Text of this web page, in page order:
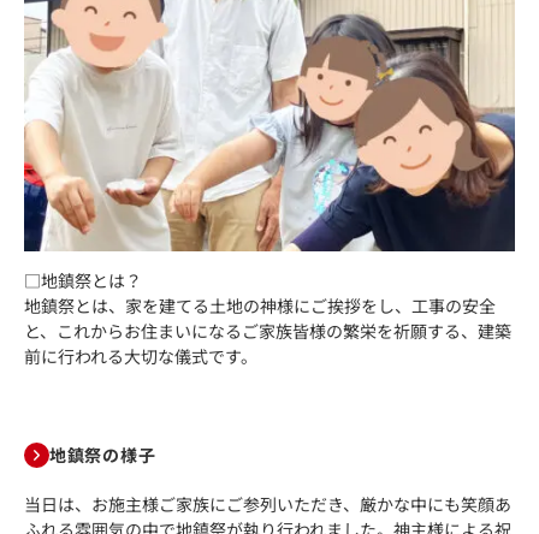
□地鎮祭とは？
地鎮祭とは、家を建てる土地の神様にご挨拶をし、工事の安全
と、これからお住まいになるご家族皆様の繁栄を祈願する、建築
前に行われる大切な儀式です。
地鎮祭の様子
当日は、お施主様ご家族にご参列いただき、厳かな中にも笑顔あ
ふれる雰囲気の中で地鎮祭が執り行われました。神主様による祝